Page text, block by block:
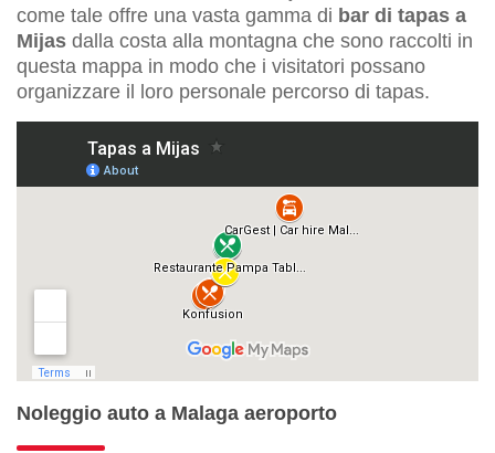
come tale offre una vasta gamma di bar di tapas a
Mijas dalla costa alla montagna che sono raccolti in
questa mappa in modo che i visitatori possano
organizzare il loro personale percorso di tapas.
Noleggio auto a Malaga aeroporto